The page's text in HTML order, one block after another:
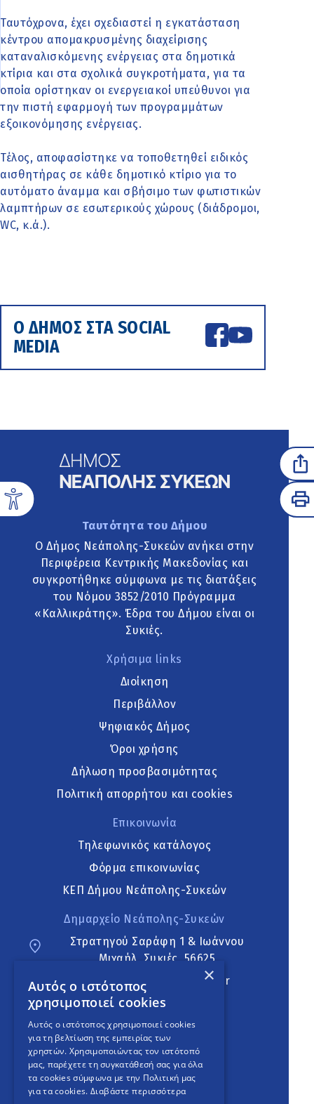
Ταυτόχρονα, έχει σχεδιαστεί η εγκατάσταση
κέντρου απομακρυσμένης διαχείρισης
καταναλισκόμενης ενέργειας στα δημοτικά
κτίρια και στα σχολικά συγκροτήματα, για τα
οποία ορίστηκαν οι ενεργειακοί υπεύθυνοι για
την πιστή εφαρμογή των προγραμμάτων
εξοικονόμησης ενέργειας.
Τέλος, αποφασίστηκε να τοποθετηθεί ειδικός
αισθητήρας σε κάθε δημοτικό κτίριο για το
αυτόματο άναμμα και σβήσιμο των φωτιστικών
λαμπτήρων σε εσωτερικούς χώρους (διάδρομοι,
WC, κ.ά.).
Ο ΔΗΜΟΣ ΣΤΑ SOCIAL
MEDIA
Ταυτότητα του Δήμου
Ο Δήμος Νεάπολης-Συκεών ανήκει στην
Περιφέρεια Κεντρικής Μακεδονίας και
συγκροτήθηκε σύμφωνα με τις διατάξεις
του Νόμου 3852/2010 Πρόγραμμα
«Καλλικράτης». Έδρα του Δήμου είναι οι
Συκιές.
Χρήσιμα links
Διοίκηση
Περιβάλλον
Ψηφιακός Δήμος
Όροι χρήσης
Δήλωση προσβασιμότητας
Πολιτική απορρήτου και cookies
Επικοινωνία
Τηλεφωνικός κατάλογος
Φόρμα επικοινωνίας
ΚΕΠ Δήμου Νεάπολης-Συκεών
Δημαρχείο Νεάπολης-Συκεών
Στρατηγού Σαράφη 1 & Ιωάννου
Μιχαήλ, Συκιές, 56625
neapoli.sykies@ddt.gov.gr
Ακολουθήστε
English Version
An project
×
Αυτός ο ιστότοπος
χρησιμοποιεί cookies
Αυτός ο ιστότοπος χρησιμοποιεί cookies
για τη βελτίωση της εμπειρίας των
χρηστών. Χρησιμοποιώντας τον ιστότοπό
μας, παρέχετε τη συγκατάθεσή σας για όλα
τα cookies σύμφωνα με την Πολιτική μας
για τα cookies. Διαβάστε περισσότερα